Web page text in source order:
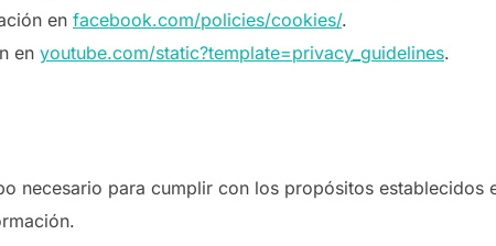
en facebook.com/policies/cookies/.
en youtube.com/static?template=privacy_guidelines.
necesario para cumplir con los propósitos establecidos